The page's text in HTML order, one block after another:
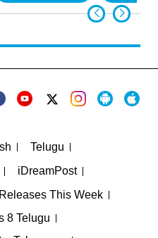
Telugu
iDreamPost
This Week
8 Telugu